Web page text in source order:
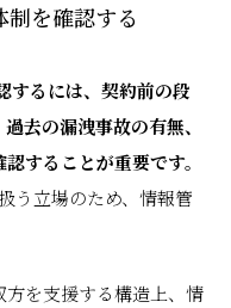
を確認する
するには、契約前の段
去の漏洩事故の有無、
することが重要です。
う立場のため、情報管
を支援する構造上、情